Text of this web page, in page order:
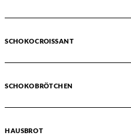
SCHOKOCROISSANT
SCHOKOBRÖTCHEN
HAUSBROT